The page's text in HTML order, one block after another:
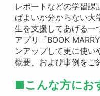
レポートなどの学習
ばよいか分からない大
生を支援してあげる一
アプリ「BOOK
ンアップして更に使い
概要、および事例をご
■こんな方にお